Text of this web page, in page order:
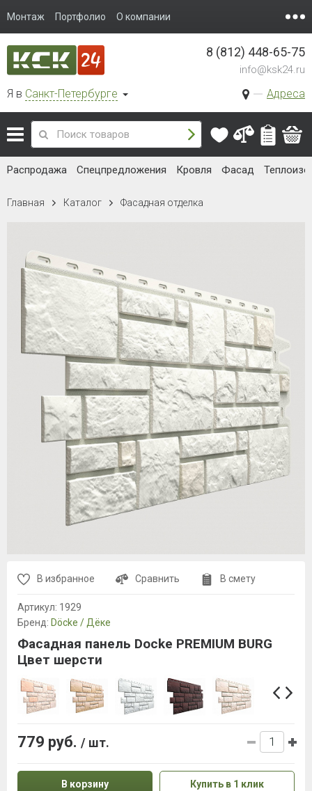
Монтаж Портфолио О компании
Я в Санкт-Петербурге Адреса
8 (812) 448-65-75
info@ksk24.ru
Распродажа Спецпредложения Кровля Фасад
Главная Каталог Фасадная отделка
В избранное Сравнить В смету
Артикул: 1929
Бренд: Döcke / Дёке
Фасадная панель Docke PREMIUM BURG
Цвет шерсти
779 руб. / шт.
В корзину Купить в 1 клик